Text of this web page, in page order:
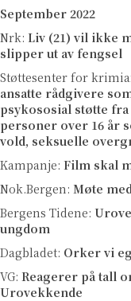
September 2022
Nrk: Liv (21) vil ikke
slipper ut av fengsel
Støttesenter for
ansatte rådgivere
psykososial støtte
personer over 16 år
vold, seksuelle
Kampanje: Film skal
Nok.Bergen: Møte
Bergens Tidene:
ungdom
Dagbladet: Orker vi
VG: Reagerer på tall
Urovekkende